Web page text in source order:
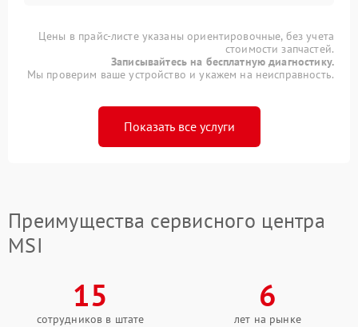
Цены в прайс-листе указаны ориентировочные, без учета
стоимости запчастей.
Записывайтесь на бесплатную диагностику.
Мы проверим ваше устройство и укажем на неисправность.
Показать все услуги
Преимущества сервисного центра
MSI
15
сотрудников в штате
6
лет на рынке